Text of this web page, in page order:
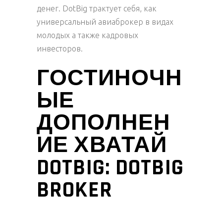
денег. DotBig трактует себя, как
универсальный авиаброкер в видах
молодых а также кадровых
инвесторов.
ГОСТИНОЧН
ЫЕ
ДОПОЛНЕН
ИЕ ХВАТАЙ
DOTBIG: DOTBIG
BROKER